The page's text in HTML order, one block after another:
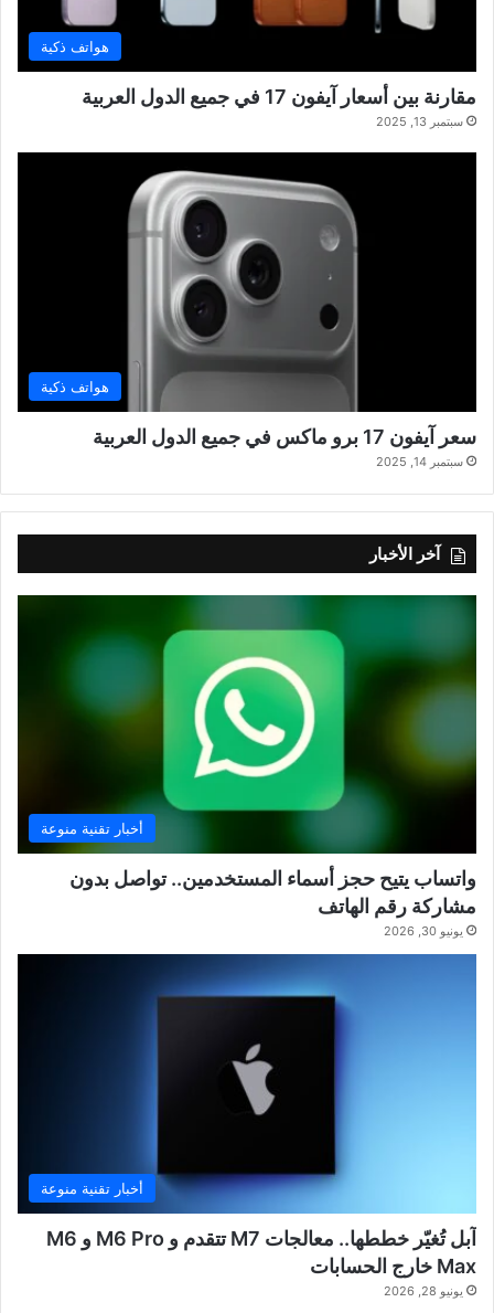
هواتف ذكية
مقارنة بين أسعار آيفون 17 في جميع الدول العربية
سبتمبر 13, 2025
هواتف ذكية
سعر آيفون 17 برو ماكس في جميع الدول العربية
سبتمبر 14, 2025
آخر الأخبار
أخبار تقنية منوعة
واتساب يتيح حجز أسماء المستخدمين.. تواصل بدون
مشاركة رقم الهاتف
يونيو 30, 2026
أخبار تقنية منوعة
آبل تُغيّر خططها.. معالجات M7 تتقدم و M6 Pro و M6
Max خارج الحسابات
يونيو 28, 2026